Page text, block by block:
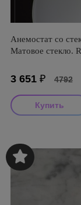
Анемостат со
Матовое стекло.
3 651 ₽ 4792